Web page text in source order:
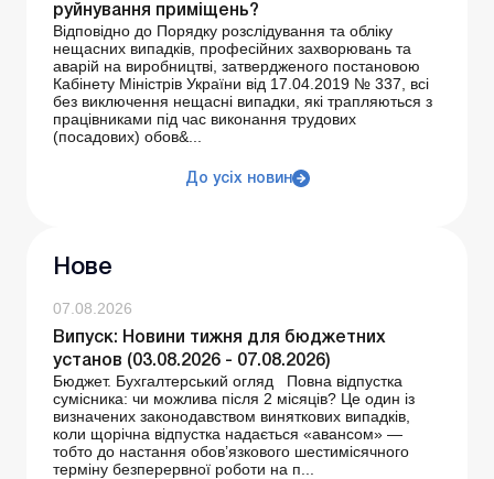
руйнування приміщень?
Відповідно до Порядку розслідування та обліку
нещасних випадків, професійних захворювань та
аварій на виробництві, затвердженого постановою
Кабінету Міністрів України від 17.04.2019 № 337, всі
без виключення нещасні випадки, які трапляються з
працівниками під час виконання трудових
(посадових) обов&...
До усіх новин
Нове
07.08.2026
Випуск: Новини тижня для бюджетних
установ (03.08.2026 - 07.08.2026)
Бюджет. Бухгалтерський огляд Повна відпустка
сумісника: чи можлива після 2 місяців? Це один із
визначених законодавством виняткових випадків,
коли щорічна відпустка надається «авансом» —
тобто до настання обов’язкового шестимісячного
терміну безперервної роботи на п...